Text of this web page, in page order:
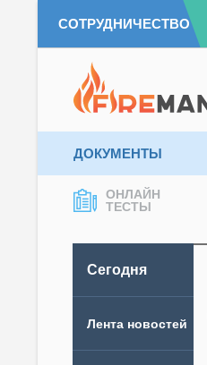
СОТРУДНИЧЕСТВО
ДОКУМЕНТЫ
ОНЛАЙН
ТЕСТЫ
Сегодня
Лента новостей